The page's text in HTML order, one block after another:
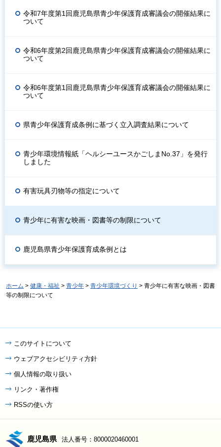
令和7年度第1回鹿児島県青少年保護育成審議会の開催結果に
ついて
令和6年度第2回鹿児島県青少年保護育成審議会の開催結果に
ついて
令和6年度第1回鹿児島県青少年保護育成審議会の開催結果に
ついて
県青少年保護育成条例に基づく立入調査結果について
青少年環境情報紙「ヘルシーユースかごしまNo.37」を発行
しました
有害玩具刃物等の指定について
青少年に有害な映画・図書等の制限について
鹿児島県青少年保護育成条例とは
ホーム > 健康・福祉 > 青少年 > 青少年環境づくり > 青少年に有害な映画・図書
等の制限について
このサイトについて
ウェブアクセシビリティ方針
個人情報の取り扱い
リンク・著作権
RSSの使い方
鹿児島県 法人番号：8000020460001